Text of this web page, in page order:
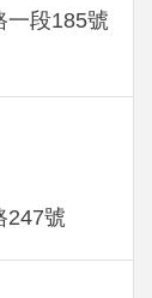
一段185號
247號